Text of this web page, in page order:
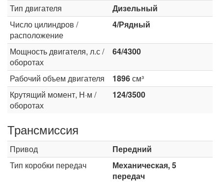
Тип двигателя
Дизельный
Число цилиндров /
расположение
4/Рядный
Мощность двигателя, л.с /
оборотах
64/4300
Рабочий объем двигателя 1896см³
Крутящий момент, Н·м /
оборотах
124/3500
Трансмиссия
Привод
Передний
Тип коробки передач
Механическая, 5
передач